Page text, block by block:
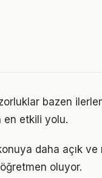
bazen
en etkili yolu.
daha açık
oluyor.